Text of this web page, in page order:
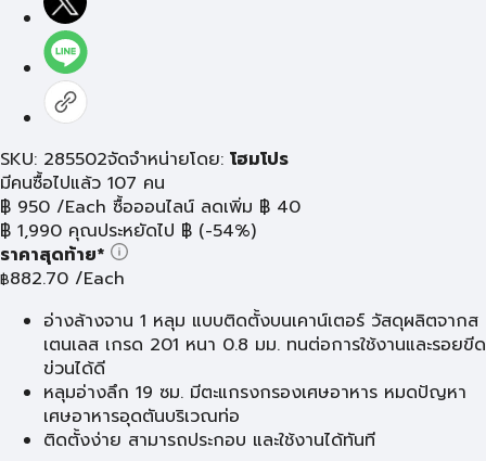
SKU: 285502จัดจำหน่ายโดย: โฮมโปร
มีคนซื้อไปแล้ว 107 คน
฿ 950 /Each ซื้อออนไลน์ ลดเพิ่ม ฿ 40
฿ 1,990 คุณประหยัดไป ฿ (-54%)
ราคาสุดท้าย*
฿882.70 /Each
อ่างล้างจาน 1 หลุม แบบติดตั้งบนเคาน์เตอร์ วัสดุผลิตจากส
เตนเลส เกรด 201 หนา 0.8 มม. ทนต่อการใช้งานและรอยขีด
ข่วนได้ดี
หลุมอ่างลึก 19 ซม. มีตะแกรงกรองเศษอาหาร หมดปัญหา
เศษอาหารอุดตันบริเวณท่อ
ติดตั้งง่าย สามารถประกอบ และใช้งานได้ทันที